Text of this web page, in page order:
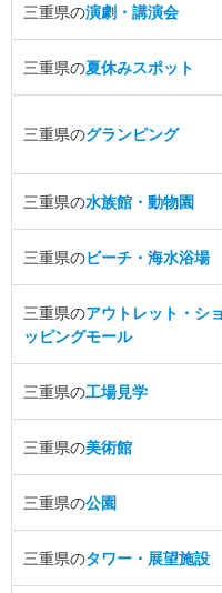
三重県の演劇・講演会
三重県の夏休みスポット
三重県のグランピング
三重県の水族館・動物園
三重県のビーチ・海水浴場
三重県のアウトレット・ショ
ッピングモール
三重県の工場見学
三重県の美術館
三重県の公園
三重県のタワー・展望施設